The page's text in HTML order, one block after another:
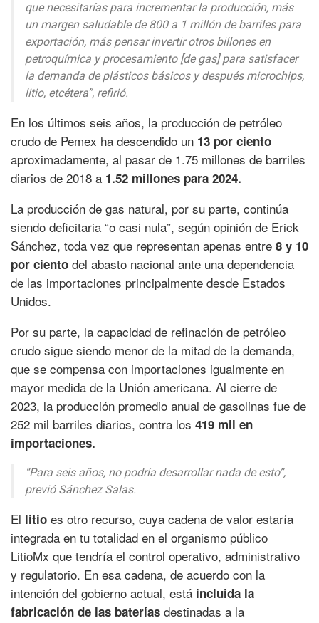
que necesitarías para incrementar la producción, más
un margen saludable de 800 a 1 millón de barriles para
exportación, más pensar invertir otros billones en
petroquímica y procesamiento [de gas] para satisfacer
la demanda de plásticos básicos y después microchips,
litio, etcétera”, refirió.
En los últimos seis años, la producción de petróleo
crudo de Pemex ha descendido un 13 por ciento
aproximadamente, al pasar de 1.75 millones de barriles
diarios de 2018 a 1.52 millones para 2024.
La producción de gas natural, por su parte, continúa
siendo deficitaria “o casi nula”, según opinión de Erick
Sánchez, toda vez que representan apenas entre 8 y 10
por ciento del abasto nacional ante una dependencia
de las importaciones principalmente desde Estados
Unidos.
Por su parte, la capacidad de refinación de petróleo
crudo sigue siendo menor de la mitad de la demanda,
que se compensa con importaciones igualmente en
mayor medida de la Unión americana. Al cierre de
2023, la producción promedio anual de gasolinas fue de
252 mil barriles diarios, contra los 419 mil en
importaciones.
“Para seis años, no podría desarrollar nada de esto”,
previó Sánchez Salas.
El litio es otro recurso, cuya cadena de valor estaría
integrada en tu totalidad en el organismo público
LitioMx que tendría el control operativo, administrativo
y regulatorio. En esa cadena, de acuerdo con la
intención del gobierno actual, está incluida la
fabricación de las baterías destinadas a la